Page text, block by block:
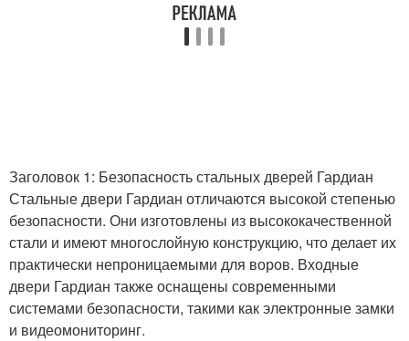
Заголовок 1: Безопасность стальных дверей Гардиан
Стальные двери Гардиан отличаются высокой степенью
безопасности. Они изготовлены из высококачественной
стали и имеют многослойную конструкцию, что делает их
практически непроницаемыми для воров. Входные
двери Гардиан также оснащены современными
системами безопасности, такими как электронные замки
и видеомониторинг.